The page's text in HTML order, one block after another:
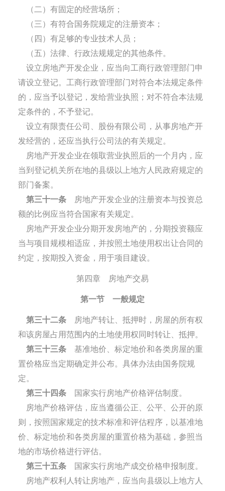
（二）有固定的经营场所；
（三）有符合国务院规定的注册资本；
（四）有足够的专业技术人员；
（五）法律、行政法规规定的其他条件。
设立房地产开发企业，应当向工商行政管理部门申
请设立登记。工商行政管理部门对符合本法规定条件
的，应当予以登记，发给营业执照；对不符合本法规
定条件的，不予登记。
设立有限责任公司、股份有限公司，从事房地产开
发经营的，还应当执行公司法的有关规定。
房地产开发企业在领取营业执照后的一个月内，应
当到登记机关所在地的县级以上地方人民政府规定的
部门备案。
第三十一条房地产开发企业的注册资本与投资总
额的比例应当符合国家有关规定。
房地产开发企业分期开发房地产的，分期投资额应
当与项目规模相适应，并按照土地使用权出让合同的
约定，按期投入资金，用于项目建设。
第四章 房地产交易
第一节 一般规定
第三十二条房地产转让、抵押时，房屋的所有权
和该房屋占用范围内的土地使用权同时转让、抵押。
第三十三条基准地价、标定地价和各类房屋的重
置价格应当定期确定并公布。具体办法由国务院规
定。
第三十四条国家实行房地产价格评估制度。
房地产价格评估，应当遵循公正、公平、公开的原
则，按照国家规定的技术标准和评估程序，以基准地
价、标定地价和各类房屋的重置价格为基础，参照当
地的市场价格进行评估。
第三十五条国家实行房地产成交价格申报制度。
房地产权利人转让房地产，应当向县级以上地方人